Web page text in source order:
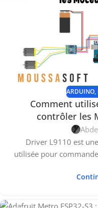
ARDUINO,
Comment
contrôler les
Driver L9110 est
utilisée pour